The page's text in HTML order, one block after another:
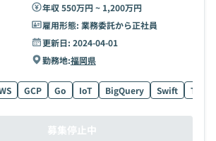
年収 550万円 ~ 1,200万円
雇用形態: 業務委託から正社員
更新日: 2024-04-01
勤務地:福岡県
GCP Go IoT BigQuery Swift
募集停止中